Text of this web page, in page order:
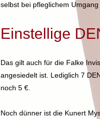
selbst bei pfleglichem Umgang
Einstellige
Das gilt auch für die Falke
angesiedelt ist. Lediglich 7
noch 5 €.
Noch dünner ist die Kunert